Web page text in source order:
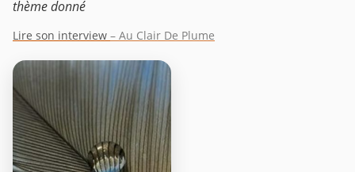
thème donné
Lire son interview – Au Clair De Plume